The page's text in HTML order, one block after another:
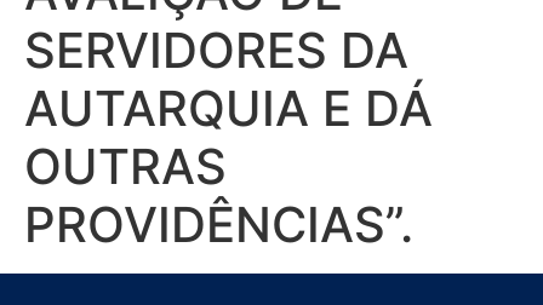
SERVIDORES DA
AUTARQUIA E DÁ
OUTRAS
PROVIDÊNCIAS”.